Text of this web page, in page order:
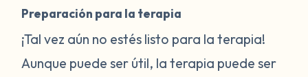
Preparación para la terapia
¡Tal vez aún no estés listo para la terapia!
Aunque puede ser útil, la terapia puede ser